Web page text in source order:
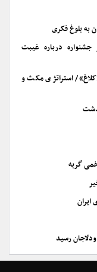
به بلوغ فکری
مدیر جشنواره درباره غیبت
استراتژی مکث و
گربه
رسید